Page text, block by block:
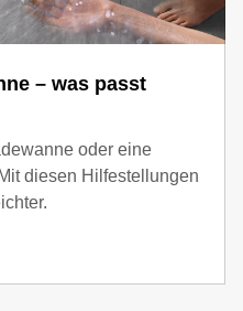
– was passt
oder eine
diesen Hilfestellungen